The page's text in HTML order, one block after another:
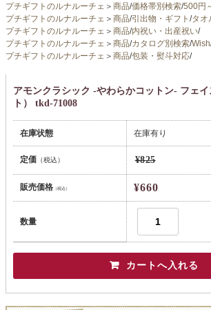
プチギフトのルナルーチェ ＞ 商品/価格帯別検索/500円
プチギフトのルナルーチェ ＞ 商品/引出物・ギフト /タオ
プチギフトのルナルーチェ ＞ 商品/内祝い・出産祝い/
プチギフトのルナルーチェ ＞ 商品/カタログ別検索/Wish
プチギフトのルナルーチェ ＞ 商品/包装・熨斗対応/
アモンクラシック -やわらかコットン- フェ
ト） tkd-71008
在庫状態 在庫有り
定価（税込） ¥825
販売価格（税込） ¥660
数量